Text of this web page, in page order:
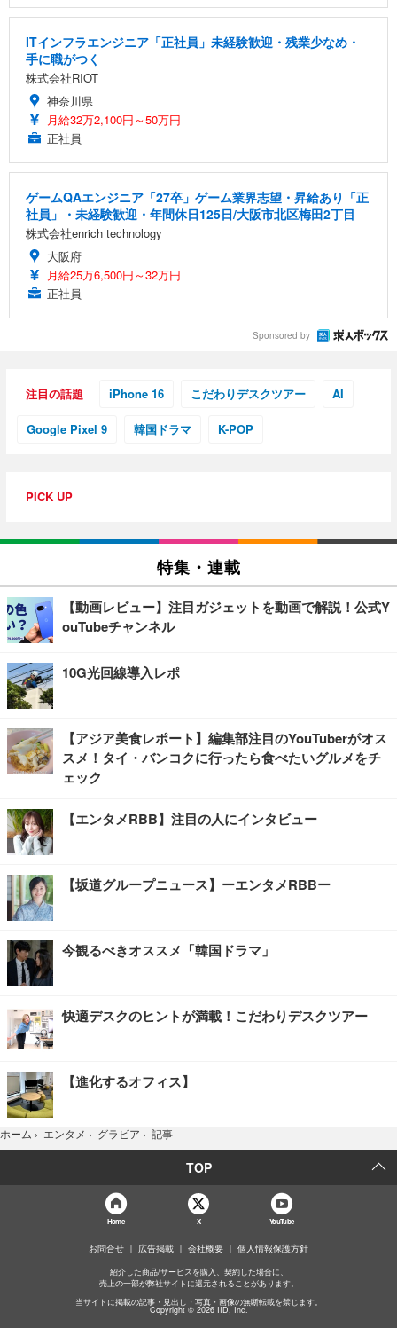
ITインフラエンジニア「正社員」未経験歓迎・残業少なめ・
手に職がつく
株式会社RIOT
神奈川県
月給32万2,100円～50万円
正社員
ゲームQAエンジニア「27卒」ゲーム業界志望・昇給あり「正
社員」・未経験歓迎・年間休日125日/大阪市北区梅田2丁目
株式会社enrich technology
大阪府
月給25万6,500円～32万円
正社員
Sponsored by
注目の話題 iPhone 16 こだわりデスクツアー AI
Google Pixel 9 韓国ドラマ K-POP
PICK UP
特集・連載
【動画レビュー】注目ガジェットを動画で解説！公式Y
ouTubeチャンネル
10G光回線導入レポ
【アジア美食レポート】編集部注目のYouTuberがオス
スメ！タイ・バンコクに行ったら食べたいグルメをチ
ェック
【エンタメRBB】注目の人にインタビュー
【坂道グループニュース】ーエンタメRBBー
今観るべきオススメ「韓国ドラマ」
快適デスクのヒントが満載！こだわりデスクツアー
【進化するオフィス】
ホーム › エンタメ › グラビア › 記事
TOP
Home X YouTube
お問合せ 広告掲載 会社概要 個人情報保護方針
紹介した商品/サービスを購入、契約した場合に、
売上の一部が弊社サイトに還元されることがあります。
当サイトに掲載の記事・見出し・写真・画像の無断転載を禁じます。
Copyright © 2026 IID, Inc.